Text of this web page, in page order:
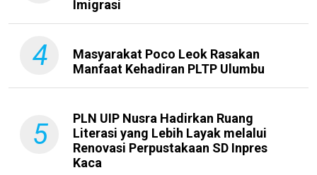
Imigrasi
4
Masyarakat Poco Leok Rasakan
Manfaat Kehadiran PLTP Ulumbu
5
PLN UIP Nusra Hadirkan Ruang
Literasi yang Lebih Layak melalui
Renovasi Perpustakaan SD Inpres
Kaca